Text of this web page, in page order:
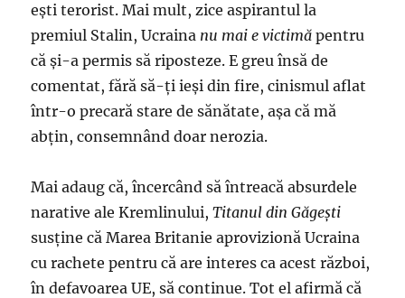
eşti terorist. Mai mult, zice aspirantul la
premiul Stalin, Ucraina nu mai e victimă pentru
că şi-a permis să riposteze. E greu însă de
comentat, fără să-ţi ieşi din fire, cinismul aflat
într-o precară stare de sănătate, aşa că mă
abţin, consemnând doar nerozia.
Mai adaug că, încercând să întreacă absurdele
narative ale Kremlinului,Titanul din Găgeşti
susţine că Marea Britanie aprovizionă Ucraina
cu rachete pentru că are interes ca acest război,
în defavoarea UE, să continue. Tot el afirmă că